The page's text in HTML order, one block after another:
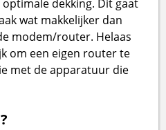
dekking. Dit gaat
wat makkelijker dan
modem/router. Helaas
om een eigen router te
met de apparatuur die